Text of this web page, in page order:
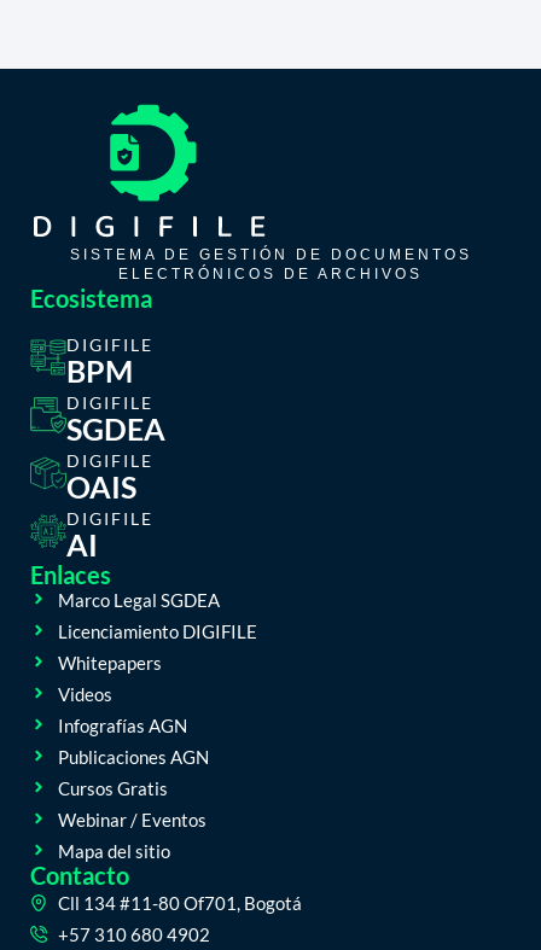
SISTEMA DE GESTIÓN DE DOCUMENTOS
ELECTRÓNICOS DE ARCHIVOS
Ecosistema
DIGIFILE
BPM
DIGIFILE
SGDEA
DIGIFILE
OAIS
DIGIFILE
AI
Enlaces
Marco Legal SGDEA
Licenciamiento DIGIFILE
Whitepapers
Videos
Infografías AGN
Publicaciones AGN
Cursos Gratis
Webinar / Eventos
Mapa del sitio
Contacto
Cll 134 #11-80 Of701, Bogotá
+57 310 680 4902